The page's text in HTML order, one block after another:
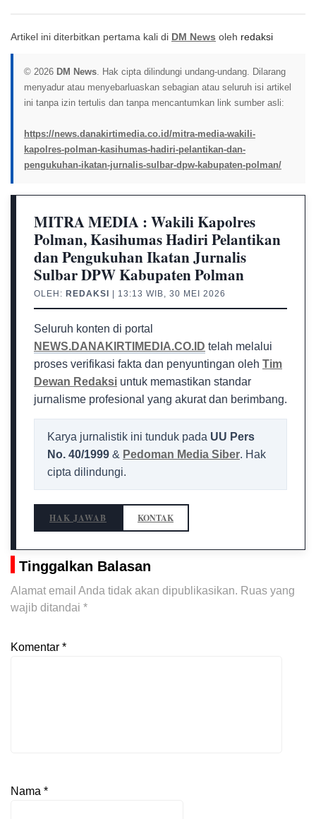
Artikel ini diterbitkan pertama kali di DM News oleh redaksi
© 2026 DM News. Hak cipta dilindungi undang-undang. Dilarang
menyadur atau menyebarluaskan sebagian atau seluruh isi artikel
ini tanpa izin tertulis dan tanpa mencantumkan link sumber asli:
https://news.danakirtimedia.co.id/mitra-media-wakili-
kapolres-polman-kasihumas-hadiri-pelantikan-dan-
pengukuhan-ikatan-jurnalis-sulbar-dpw-kabupaten-polman/
MITRA MEDIA : Wakili Kapolres
Polman, Kasihumas Hadiri Pelantikan
dan Pengukuhan Ikatan Jurnalis
Sulbar DPW Kabupaten Polman
OLEH: REDAKSI | 13:13 WIB, 30 MEI 2026
Seluruh konten di portal
NEWS.DANAKIRTIMEDIA.CO.ID telah melalui
proses verifikasi fakta dan penyuntingan oleh Tim
Dewan Redaksi untuk memastikan standar
jurnalisme profesional yang akurat dan berimbang.
Karya jurnalistik ini tunduk pada UU Pers
No. 40/1999 & Pedoman Media Siber. Hak
cipta dilindungi.
HAK JAWAB KONTAK
Tinggalkan Balasan
Alamat email Anda tidak akan dipublikasikan. Ruas yang
wajib ditandai *
Komentar *
Nama *